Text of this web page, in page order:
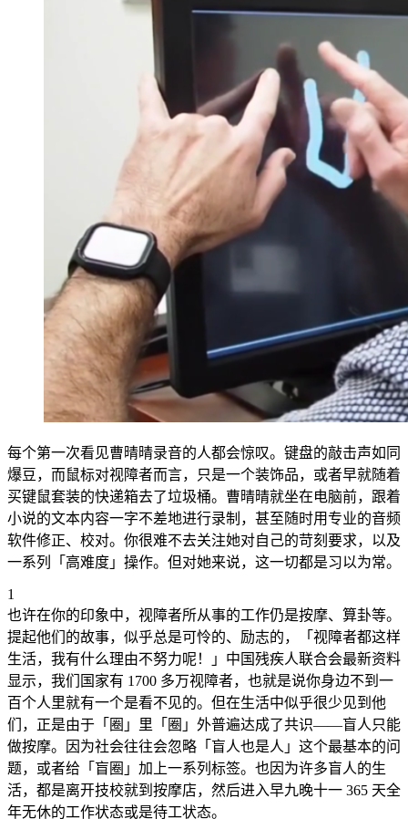
每个第一次看见曹晴晴录音的人都会惊叹。键盘的敲击声如同
爆豆，而鼠标对视障者而言，只是一个装饰品，或者早就随着
买键鼠套装的快递箱去了垃圾桶。曹晴晴就坐在电脑前，跟着
小说的文本内容一字不差地进行录制，甚至随时用专业的音频
软件修正、校对。你很难不去关注她对自己的苛刻要求，以及
一系列「高难度」操作。但对她来说，这一切都是习以为常。
1
也许在你的印象中，视障者所从事的工作仍是按摩、算卦等。
提起他们的故事，似乎总是可怜的、励志的，「视障者都这样
生活，我有什么理由不努力呢！」中国残疾人联合会最新资料
显示，我们国家有 1700 多万视障者，也就是说你身边不到一
百个人里就有一个是看不见的。但在生活中似乎很少见到他
们，正是由于「圈」里「圈」外普遍达成了共识——盲人只能
做按摩。因为社会往往会忽略「盲人也是人」这个最基本的问
题，或者给「盲圈」加上一系列标签。也因为许多盲人的生
活，都是离开技校就到按摩店，然后进入早九晚十一 365 天全
年无休的工作状态或是待工状态。